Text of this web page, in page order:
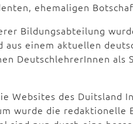
ehemaligen
Bildungsabteilung
aus einem aktuellen
DeutschlehrerInnen
Websites des Duitsland
wurde die